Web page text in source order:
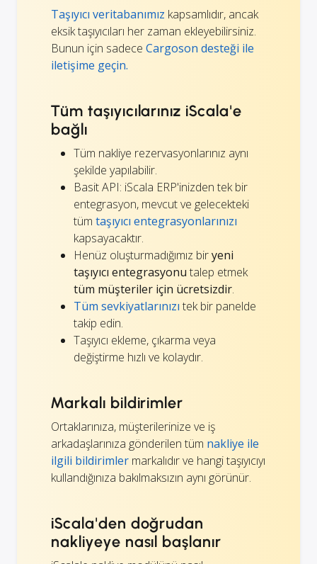
Taşıyıcı veritabanımız kapsamlıdır, ancak
eksik taşıyıcıları her zaman ekleyebilirsiniz.
Bunun için sadece Cargoson desteği ile
iletişime geçin.
Tüm taşıyıcılarınız iScala'e
bağlı
Tüm nakliye rezervasyonlarınız aynı
şekilde yapılabilir.
Basit API: iScala ERP'inizden tek bir
entegrasyon, mevcut ve gelecekteki
tüm taşıyıcı entegrasyonlarınızı
kapsayacaktır.
Henüz oluşturmadığımız biryeni
taşıyıcı entegrasyonu talep etmek
tüm müşteriler için ücretsizdir.
Tüm sevkiyatlarınızı tek bir panelde
takip edin.
Taşıyıcı ekleme, çıkarma veya
değiştirme hızlı ve kolaydır.
Markalı bildirimler
Ortaklarınıza, müşterilerinize ve iş
arkadaşlarınıza gönderilen tüm nakliye ile
ilgili bildirimler markalıdır ve hangi taşıyıcıyı
kullandığınıza bakılmaksızın aynı görünür.
iScala'den doğrudan
nakliyeye nasıl başlanır